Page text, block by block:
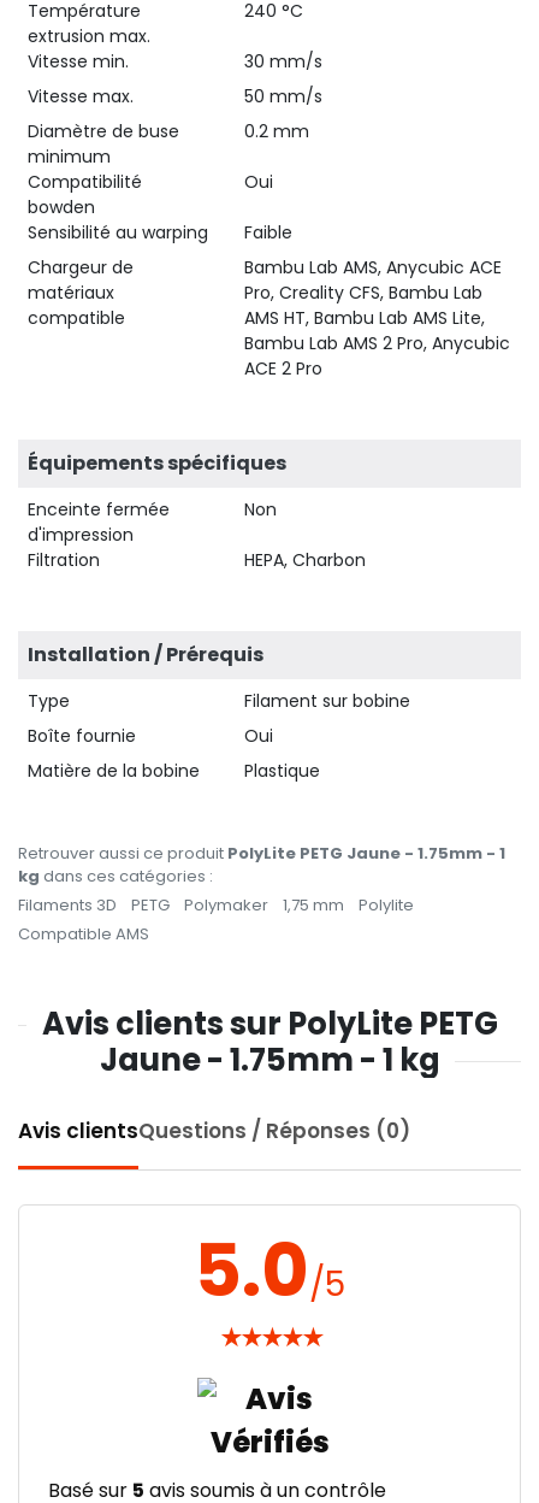
Température
extrusion max.
240 °C
Vitesse min.
30 mm/s
Vitesse max.
50 mm/s
Diamètre de buse
minimum
0.2 mm
Compatibilité
bowden
Oui
Sensibilité au warping
Faible
Chargeur de
matériaux
compatible
Bambu Lab AMS, Anycubic ACE
Pro, Creality CFS, Bambu Lab
AMS HT, Bambu Lab AMS Lite,
Bambu Lab AMS 2 Pro, Anycubic
ACE 2 Pro
Équipements spécifiques
Enceinte fermée
d'impression
Non
Filtration HEPA, Charbon
Installation / Prérequis
Type
Filament sur bobine
Boîte fournie
Oui
Matière de la bobine
Plastique
Retrouver aussi ce produit PolyLite PETG Jaune - 1.75mm - 1
kg dans ces catégories :
Filaments 3D
PETG Polymaker 1,75 mm
Polylite
Compatible AMS
Avis clients sur PolyLite PETG
Jaune - 1.75mm - 1 kg
Avis clientsQuestions / Réponses (0)
5.0/5
★★★★★
Basé sur 5 avis soumis à un contrôle